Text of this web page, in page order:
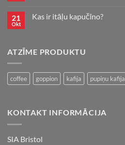
21
Okt
Kas ir itāļu kapučīno?
ATZĪME PRODUKTU
coffee goppion kafija pupiņu kafija
KONTAKT INFORMĀCIJA
SIA Bristol